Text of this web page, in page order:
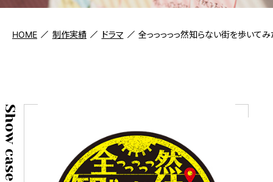
HOME 制作実績 ドラマ 全っっっっっ然知らない街を歩いて
Show case